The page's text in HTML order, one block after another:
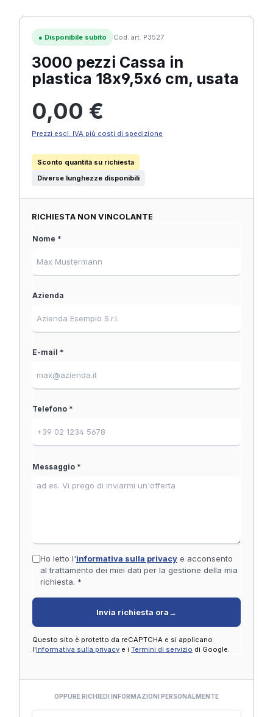
● Disponibile subito Cod. art. P3527
3000 pezzi Cassa in
plastica 18x9,5x6 cm, usata
0,00 €
Prezzi escl. IVA più costi di spedizione
Sconto quantità su richiesta
Diverse lunghezze disponibili
RICHIESTA NON VINCOLANTE
Nome *
Azienda
E-mail *
Telefono *
Messaggio *
Ho letto l'informativa sulla privacye acconsento
al trattamento dei miei dati per la gestione della mia
richiesta. *
Invia richiesta ora →
Questo sito è protetto da reCAPTCHA e si applicano
l'Informativa sulla privacy e i Termini di servizio di Google.
OPPURE RICHIEDI INFORMAZIONI PERSONALMENTE